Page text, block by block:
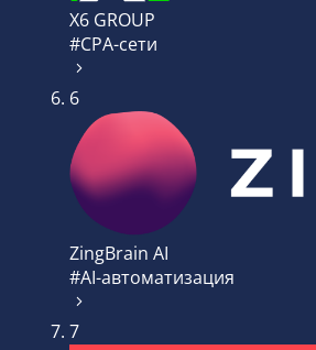
X6 GROUP
#CPA-сети
6
ZingBrain AI
#AI-автоматизация
7